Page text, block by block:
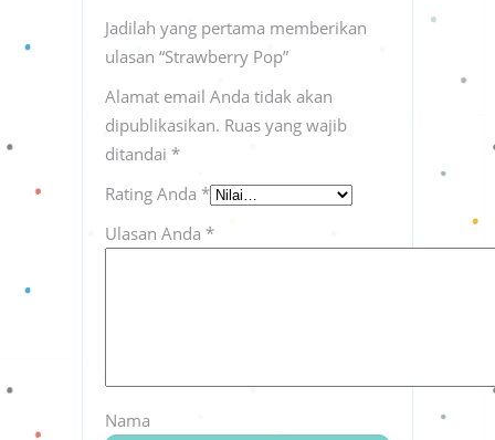
Jadilah yang pertama memberikan
ulasan “Strawberry Pop”
Alamat email Anda tidak akan
dipublikasikan. Ruas yang wajib
ditandai *
Rating Anda *
Ulasan Anda *
Nama